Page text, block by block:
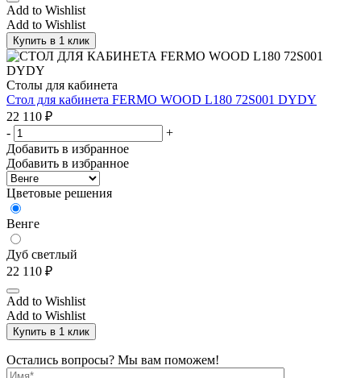
Add to Wishlist
Add to Wishlist
Купить в 1 клик
Столы для кабинета
Стол для кабинета FERMO WOOD L180 72S001 DYDY
22 110 ₽
-
+
Добавить в избранное
Добавить в избранное
Цветовые решения
Венге
Дуб светлый
22 110 ₽
Add to Wishlist
Add to Wishlist
Купить в 1 клик
Остались вопросы? Мы вам поможем!